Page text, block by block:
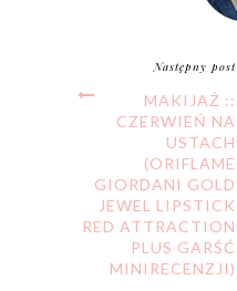
Następny post
MAKIJAŻ ::
CZERWIEŃ NA
USTACH
(ORIFLAME
GIORDANI GOLD
JEWEL LIPSTICK
RED ATTRACTION
PLUS GARŚĆ
MINIRECENZJI)